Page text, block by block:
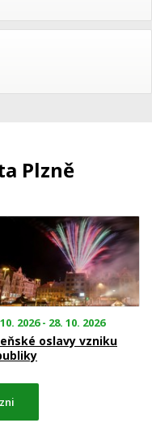
Plzně
2026 - 28. 10. 2026
oslavy vzniku